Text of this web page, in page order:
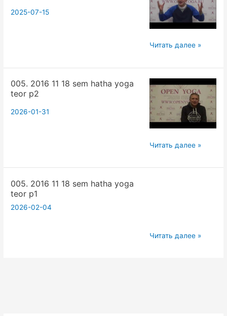
hatha
yoga
p2
2025-07-15
005.
11
sem
hatha
yoga
p1
Читать далее »
005. 2016 11 18 sem hatha yoga
teor p2
2026-01-31
005.
11
teor
Читать далее »
005. 2016 11 18 sem hatha yoga
teor p1
2026-02-04
005.
Читать далее »